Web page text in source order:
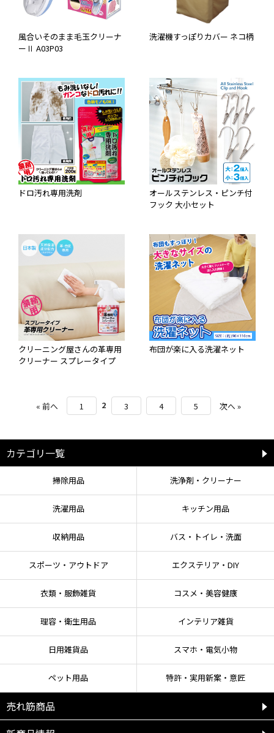
風合いそのまま毛玉クリーナ
ーⅡ A03P03
洗濯機すっぽりカバー ネコ柄
ドロ汚れ専用洗剤
オールステンレス・ピンチ付
フック 大小セット
クリーニング屋さんの革専用
クリーナー スプレータイプ
布団が楽に入る洗濯ネット
« 前へ 1 2 3 4 5 次へ »
カテゴリ一覧
掃除用品 洗浄剤・クリーナー
洗濯用品 キッチン用品
収納用品 バス・トイレ・洗面
スポーツ・アウトドア エクステリア・DIY
衣類・服飾雑貨 コスメ・美容健康
理容・衛生用品 インテリア雑貨
日用雑貨品 スマホ・電気小物
ペット用品 特許・実用新案・意匠
売れ筋商品